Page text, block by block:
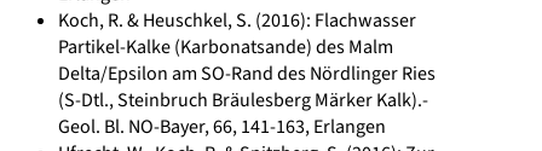
Koch, R. & Heuschkel, S. (2016): Flachwasser
Partikel-Kalke (Karbonatsande) des Malm
Delta/Epsilon am SO-Rand des Nördlinger Ries
(S-Dtl., Steinbruch Bräulesberg Märker Kalk).-
Geol. Bl. NO-Bayer, 66, 141-163, Erlangen